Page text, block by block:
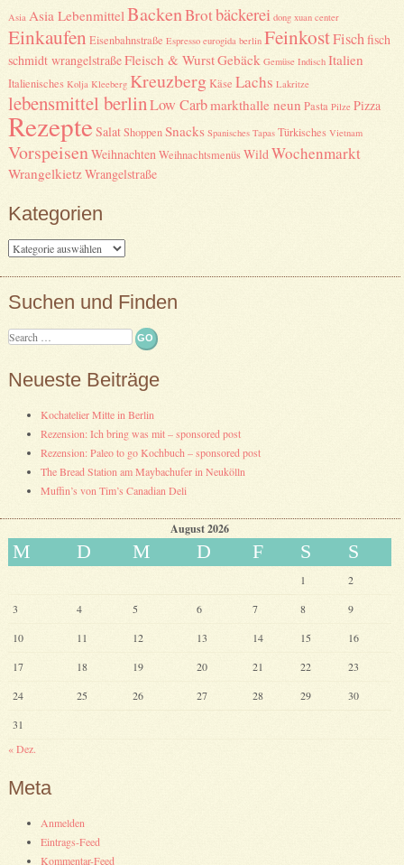
Asia Asia Lebenmittel BackenBrotbäckerei dong xuan center
Einkaufen Eisenbahnstraße Espresso eurogida berlin FeinkostFischfisch
schmidt wrangelstraßeFleisch & WurstGebäck Gemüse Indisch Italien
Italienisches Kolja Kleeberg KreuzbergKäse Lachs Lakritze
lebensmittel berlinLow Carbmarkthalle neun Pasta Pilze Pizza
RezepteSalatShoppenSnacks Spanisches Tapas Türkisches Vietnam
VorspeisenWeihnachten WeihnachtsmenüsWild Wochenmarkt
WrangelkietzWrangelstraße
Kategorien
Kategorien
Suchen und Finden
Search
Neueste Beiträge
Kochatelier Mitte in Berlin
Rezension: Ich bring was mit – sponsored post
Rezension: Paleo to go Kochbuch – sponsored post
The Bread Station am Maybachufer in Neukölln
Muffin’s von Tim’s Canadian Deli
August 2026
M D M D F S S
1
2
3
4 5 6 7 8
9
10
11 12 13 14 15
16
17
18 19 20 21 22
23
24
25 26 27 28 29
30
31
« Dez.
Meta
Anmelden
Eintrags-Feed
Kommentar-Feed